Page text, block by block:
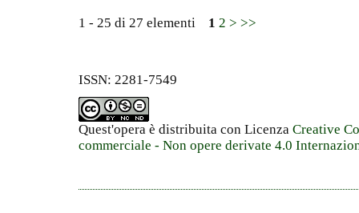
1 - 25 di 27 elementi 1 2 > >>
ISSN: 2281-7549
Quest'opera è distribuita con Licenza Creative
commerciale - Non opere derivate 4.0